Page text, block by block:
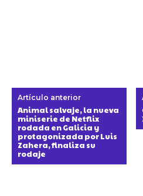
Artículo anterior
Animal salvaje, la nueva
miniserie de Netflix
rodada en Galicia y
protagonizada por Luis
Zahera, finaliza su
rodaje